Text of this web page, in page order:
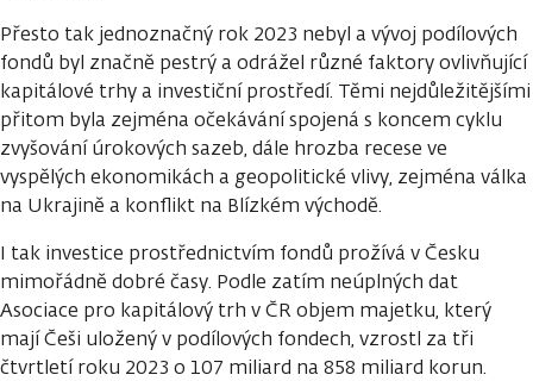
Přesto tak jednoznačný rok 2023 nebyl a vývoj podílových
fondů byl značně pestrý a odrážel různé faktory ovlivňující
kapitálové trhy a investiční prostředí. Těmi nejdůležitějšími
přitom byla zejména očekávání spojená s koncem cyklu
zvyšování úrokových sazeb, dále hrozba recese ve
vyspělých ekonomikách a geopolitické vlivy, zejména válka
na Ukrajině a konflikt na Blízkém východě.
I tak investice prostřednictvím fondů prožívá v Česku
mimořádně dobré časy. Podle zatím neúplných dat
Asociace pro kapitálový trh v ČR objem majetku, který
mají Češi uložený v podílových fondech, vzrostl za tři
čtvrtletí roku 2023 o 107 miliard na 858 miliard korun.